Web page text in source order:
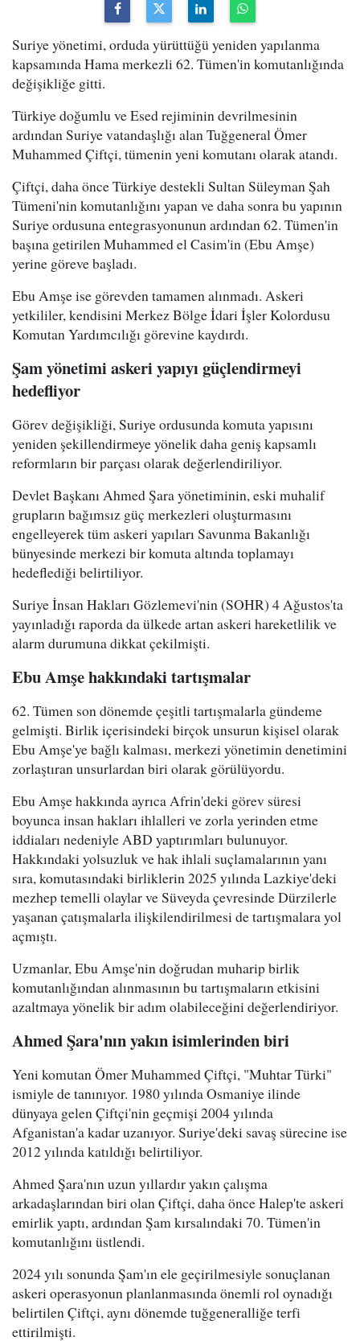
Suriye yönetimi, orduda yürüttüğü yeniden yapılanma
kapsamında Hama merkezli 62. Tümen'in komutanlığında
değişikliğe gitti.
Türkiye doğumlu ve Esed rejiminin devrilmesinin
ardından Suriye vatandaşlığı alan Tuğgeneral Ömer
Muhammed Çiftçi, tümenin yeni komutanı olarak atandı.
Çiftçi, daha önce Türkiye destekli Sultan Süleyman Şah
Tümeni'nin komutanlığını yapan ve daha sonra bu yapının
Suriye ordusuna entegrasyonunun ardından 62. Tümen'in
başına getirilen Muhammed el Casim'in (Ebu Amşe)
yerine göreve başladı.
Ebu Amşe ise görevden tamamen alınmadı. Askeri
yetkililer, kendisini Merkez Bölge İdari İşler Kolordusu
Komutan Yardımcılığı görevine kaydırdı.
Şam yönetimi askeri yapıyı güçlendirmeyi
hedefliyor
Görev değişikliği, Suriye ordusunda komuta yapısını
yeniden şekillendirmeye yönelik daha geniş kapsamlı
reformların bir parçası olarak değerlendiriliyor.
Devlet Başkanı Ahmed Şara yönetiminin, eski muhalif
grupların bağımsız güç merkezleri oluşturmasını
engelleyerek tüm askeri yapıları Savunma Bakanlığı
bünyesinde merkezi bir komuta altında toplamayı
hedeflediği belirtiliyor.
Suriye İnsan Hakları Gözlemevi'nin (SOHR) 4 Ağustos'ta
yayınladığı raporda da ülkede artan askeri hareketlilik ve
alarm durumuna dikkat çekilmişti.
Ebu Amşe hakkındaki tartışmalar
62. Tümen son dönemde çeşitli tartışmalarla gündeme
gelmişti. Birlik içerisindeki birçok unsurun kişisel olarak
Ebu Amşe'ye bağlı kalması, merkezi yönetimin denetimini
zorlaştıran unsurlardan biri olarak görülüyordu.
Ebu Amşe hakkında ayrıca Afrin'deki görev süresi
boyunca insan hakları ihlalleri ve zorla yerinden etme
iddiaları nedeniyle ABD yaptırımları bulunuyor.
Hakkındaki yolsuzluk ve hak ihlali suçlamalarının yanı
sıra, komutasındaki birliklerin 2025 yılında Lazkiye'deki
mezhep temelli olaylar ve Süveyda çevresinde Dürzilerle
yaşanan çatışmalarla ilişkilendirilmesi de tartışmalara yol
açmıştı.
Uzmanlar, Ebu Amşe'nin doğrudan muharip birlik
komutanlığından alınmasının bu tartışmaların etkisini
azaltmaya yönelik bir adım olabileceğini değerlendiriyor.
Ahmed Şara'nın yakın isimlerinden biri
Yeni komutan Ömer Muhammed Çiftçi, "Muhtar Türki"
ismiyle de tanınıyor. 1980 yılında Osmaniye ilinde
dünyaya gelen Çiftçi'nin geçmişi 2004 yılında
Afganistan'a kadar uzanıyor. Suriye'deki savaş sürecine ise
2012 yılında katıldığı belirtiliyor.
Ahmed Şara'nın uzun yıllardır yakın çalışma
arkadaşlarından biri olan Çiftçi, daha önce Halep'te askeri
emirlik yaptı, ardından Şam kırsalındaki 70. Tümen'in
komutanlığını üstlendi.
2024 yılı sonunda Şam'ın ele geçirilmesiyle sonuçlanan
askeri operasyonun planlanmasında önemli rol oynadığı
belirtilen Çiftçi, aynı dönemde tuğgeneralliğe terfi
ettirilmişti.